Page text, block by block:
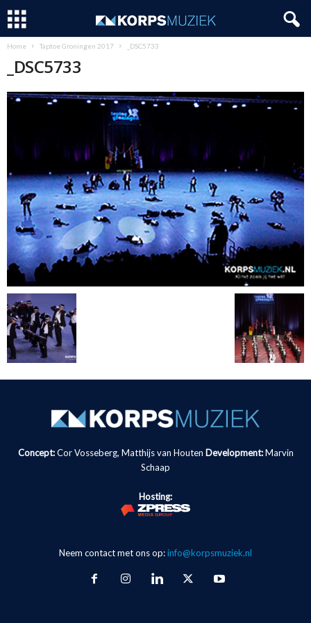
Home Taptoe Groningen 2017 _DSC5733
_DSC5733
Concept:Cor Vosseberg, Matthijs van Houten Development: Marvin
Schaap
Hosting:
Neem contact met ons op:info@korpsmuziek.nl